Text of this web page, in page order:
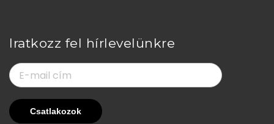
Iratkozz fel hírlevelünkre